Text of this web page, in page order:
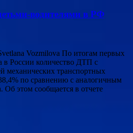
водителями в РФ
Vozmilova По итогам первых
в России количество ДТП с
механических транспортных
по сравнению с аналогичным
этом сообщается в отчете